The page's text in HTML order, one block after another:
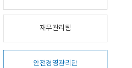
재무관리팀
안전경영관리단